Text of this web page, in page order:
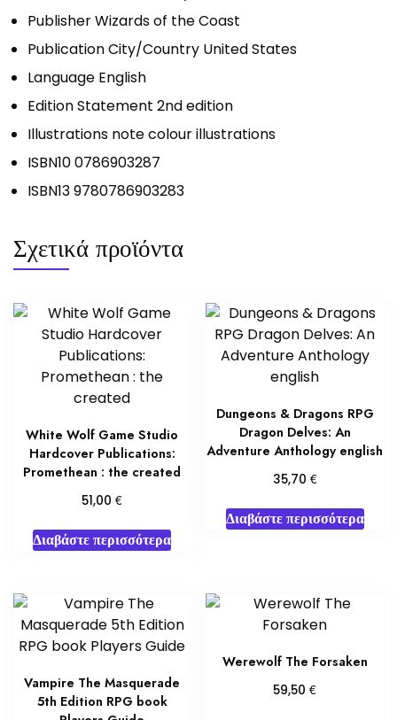
Publisher Wizards of the Coast
Publication City/Country United States
Language English
Edition Statement 2nd edition
Illustrations note colour illustrations
ISBN10 0786903287
ISBN13 9780786903283
Σχετικά προϊόντα
White Wolf Game Studio
Hardcover Publications:
Promethean : the created
51,00€
Διαβάστε περισσότερα
Dungeons & Dragons RPG
Dragon Delves: An
Adventure Anthology english
35,70 €
Διαβάστε περισσότερα
Vampire The Masquerade
5th Edition RPG book
Werewolf The Forsaken
59,50€